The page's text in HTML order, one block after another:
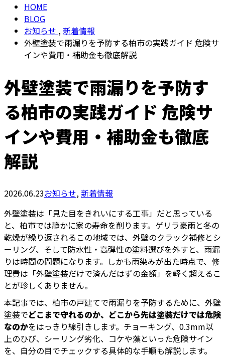
HOME
BLOG
お知らせ ,新着情報
外壁塗装で雨漏りを予防する柏市の実践ガイド 危険サ
インや費用・補助金も徹底解説
外壁塗装で雨漏りを予防す
る柏市の実践ガイド 危険サ
インや費用・補助金も徹底
解説
2026.06.23お知らせ,新着情報
外壁塗装は「見た目をきれいにする工事」だと思っている
と、柏市では静かに家の寿命を削ります。ゲリラ豪雨と冬の
乾燥が繰り返されるこの地域では、外壁のクラック補修とシ
ーリング、そして防水性・高弾性の塗料選びを外すと、雨漏
りは時間の問題になります。しかも雨染みが出た時点で、修
理費は「外壁塗装だけで済んだはずの金額」を軽く超えるこ
とが珍しくありません。
本記事では、柏市の戸建てで雨漏りを予防するために、外壁
塗装でどこまで守れるのか、どこから先は塗装だけでは危険
なのかをはっきり線引きします。チョーキング、0.3mm以
上のひび、シーリング劣化、コケや藻といった危険サイン
を、自分の目でチェックする具体的な手順も解説します。